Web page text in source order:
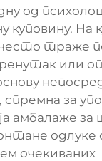
од
куповину. На
траже
или
за
амбалаже за
одлуке
очекиваних